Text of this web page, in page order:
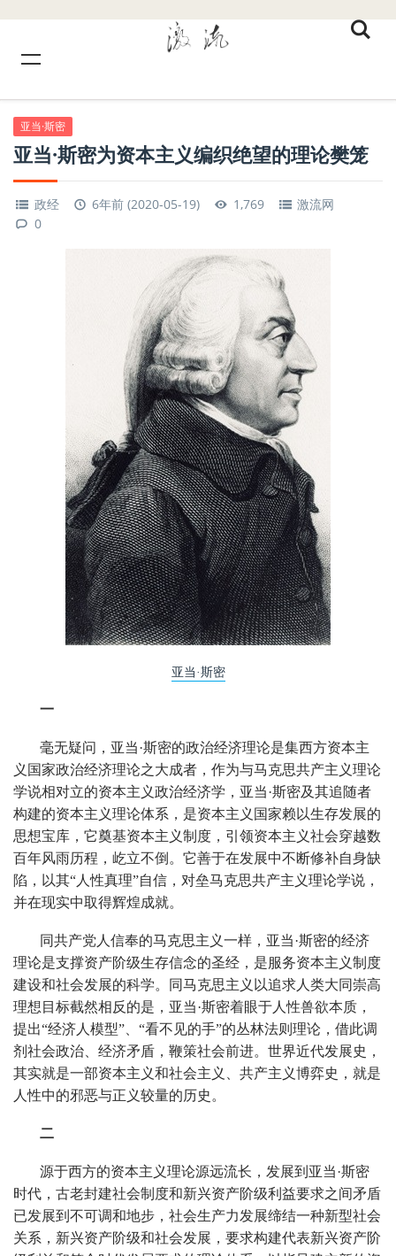
亚当·斯密
亚当·斯密为资本主义编织绝望的理论樊笼
政经 6年前 (2020-05-19) 1,769
激流网
0
亚当·斯密
一
毫无疑问，亚当·斯密的政治经济理论是集西方资本主
义国家政治经济理论之大成者，作为与马克思共产主义理论
学说相对立的资本主义政治经济学，亚当·斯密及其追随者
构建的资本主义理论体系，是资本主义国家赖以生存发展的
思想宝库，它奠基资本主义制度，引领资本主义社会穿越数
百年风雨历程，屹立不倒。它善于在发展中不断修补自身缺
陷，以其“人性真理”自信，对垒马克思共产主义理论学说，
并在现实中取得辉煌成就。
同共产党人信奉的马克思主义一样，亚当·斯密的经济
理论是支撑资产阶级生存信念的圣经，是服务资本主义制度
建设和社会发展的科学。同马克思主义以追求人类大同崇高
理想目标截然相反的是，亚当·斯密着眼于人性兽欲本质，
提出“经济人模型”、“看不见的手”的丛林法则理论，借此调
剂社会政治、经济矛盾，鞭策社会前进。世界近代发展史，
其实就是一部资本主义和社会主义、共产主义博弈史，就是
人性中的邪恶与正义较量的历史。
二
源于西方的资本主义理论源远流长，发展到亚当·斯密
时代，古老封建社会制度和新兴资产阶级利益要求之间矛盾
已发展到不可调和地步，社会生产力发展缔结一种新型社会
关系，新兴资产阶级和社会发展，要求构建代表新兴资产阶